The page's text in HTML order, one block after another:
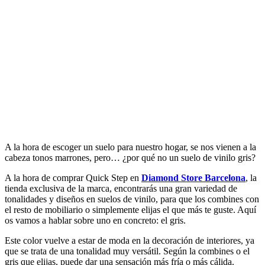
A la hora de escoger un suelo para nuestro hogar, se nos vienen a la
cabeza tonos marrones, pero… ¿por qué no un suelo de vinilo gris?
A la hora de comprar Quick Step en Diamond Store Barcelona, la
tienda exclusiva de la marca, encontrarás una gran variedad de
tonalidades y diseños en suelos de vinilo, para que los combines con
el resto de mobiliario o simplemente elijas el que más te guste. Aquí
os vamos a hablar sobre uno en concreto: el gris.
Este color vuelve a estar de moda en la decoración de interiores, ya
que se trata de una tonalidad muy versátil. Según la combines o el
gris que elijas, puede dar una sensación más fría o más cálida.